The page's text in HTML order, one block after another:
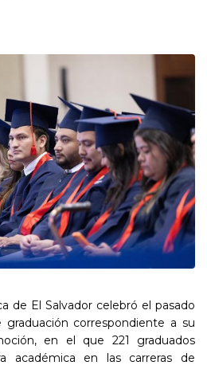
de El Salvador celebró el pasado
correspondiente a su
en el que 221 graduados
académica en las carreras de